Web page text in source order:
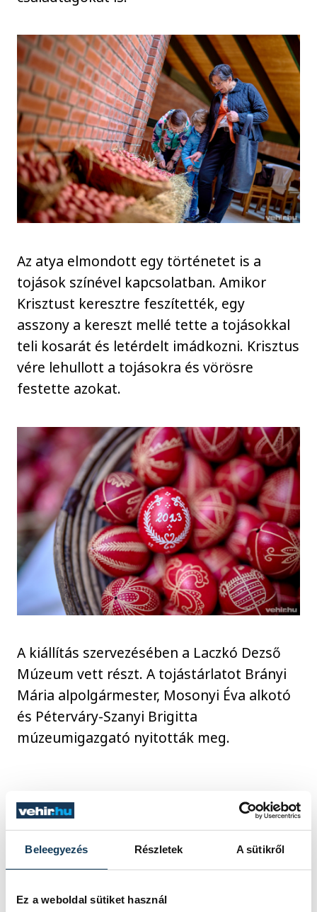
Beleegyezés Részletek A sütikről
Ez a weboldal sütiket használ
Az atya elmondott egy történetet is a
tojások színével kapcsolatban. Amikor
Krisztust keresztre feszítették, egy
asszony a kereszt mellé tette a tojásokkal
teli kosarát és letérdelt imádkozni. Krisztus
vére lehullott a tojásokra és vörösre
festette azokat.
A kiállítás szervezésében a Laczkó Dezső
Múzeum vett részt. A tojástárlatot Brányi
Mária alpolgármester, Mosonyi Éva alkotó
és Péterváry-Szanyi Brigitta
múzeumigazgató nyitották meg.
Brányi Mária
Cholnokyváros
Felker Zsolt
Mosonyi Éva